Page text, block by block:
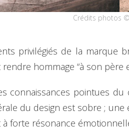
Crédits photos
privilégiés de la
hommage “à son père
connaissances pointues
du design est sobre ;
forte résonance